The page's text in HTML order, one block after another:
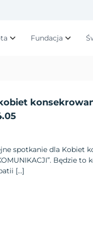
Fundacja
spotkanie dla Kobiet
Będzie
[…]